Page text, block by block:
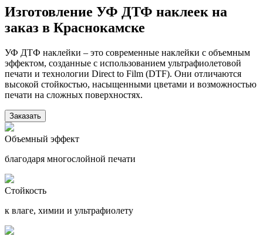
Изготовление УФ ДТФ наклеек на
заказ в Краснокамске
УФ ДТФ наклейки – это современные наклейки с объемным
эффектом, созданные с использованием ультрафиолетовой
печати и технологии Direct to Film (DTF). Они отличаются
высокой стойкостью, насыщенными цветами и возможностью
печати на сложных поверхностях.
Заказать
Объемный эффект
благодаря многослойной печати
Стойкость
к влаге, химии и ультрафиолету